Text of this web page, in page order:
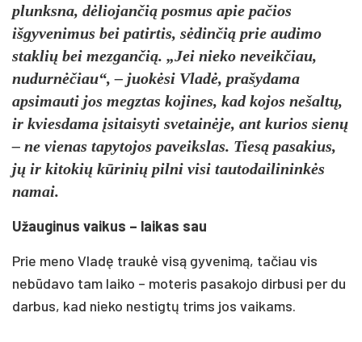
plunksna, dėliojančią posmus apie pačios
išgyvenimus bei patirtis, sėdinčią prie audimo
staklių bei mezgančią. „Jei nieko neveikčiau,
nudurnėčiau“, – juokėsi Vladė, prašydama
apsimauti jos megztas kojines, kad kojos nešaltų,
ir kviesdama įsitaisyti svetainėje, ant kurios sienų
– ne vienas tapytojos paveikslas. Tiesą pasakius,
jų ir kitokių kūrinių pilni visi tautodailininkės
namai.
Užauginus vaikus – laikas sau
Prie meno Vladę traukė visą gyvenimą, tačiau vis
nebūdavo tam laiko – moteris pasakojo dirbusi per du
darbus, kad nieko nestigtų trims jos vaikams.